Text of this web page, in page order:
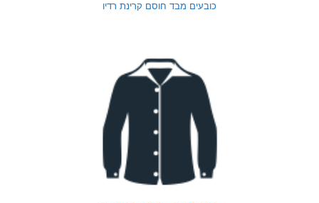
כובעים מבד חוסם קרינת רדיו